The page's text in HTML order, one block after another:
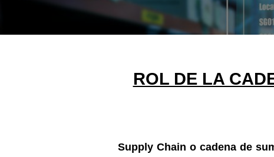
ROL DE LA
Supply Chain o cadena de